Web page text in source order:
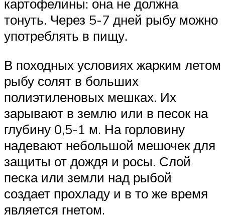
картофелины: она не должна
тонуть. Через 5-7 дней рыбу можно
употреблять в пищу.
В походных условиях жарким летом
рыбу солят в больших
полиэтиленовых мешках. Их
зарывают в землю или в песок на
глубину 0,5-1 м. На горловину
надевают небольшой мешочек для
защиты от дождя и росы. Слой
песка или земли над рыбой
создает прохладу и в то же время
является гнетом.